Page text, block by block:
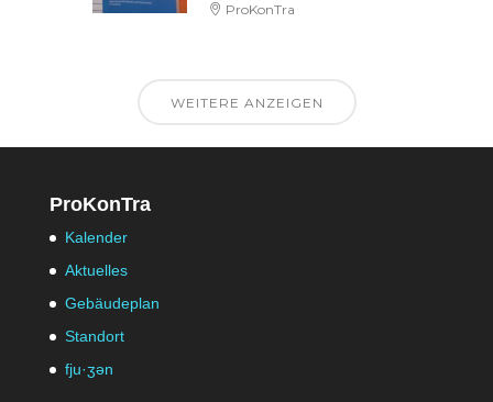
ProKonTra
WEITERE ANZEIGEN
ProKonTra
Kalender
Aktuelles
Gebäudeplan
Standort
fju·ʒən